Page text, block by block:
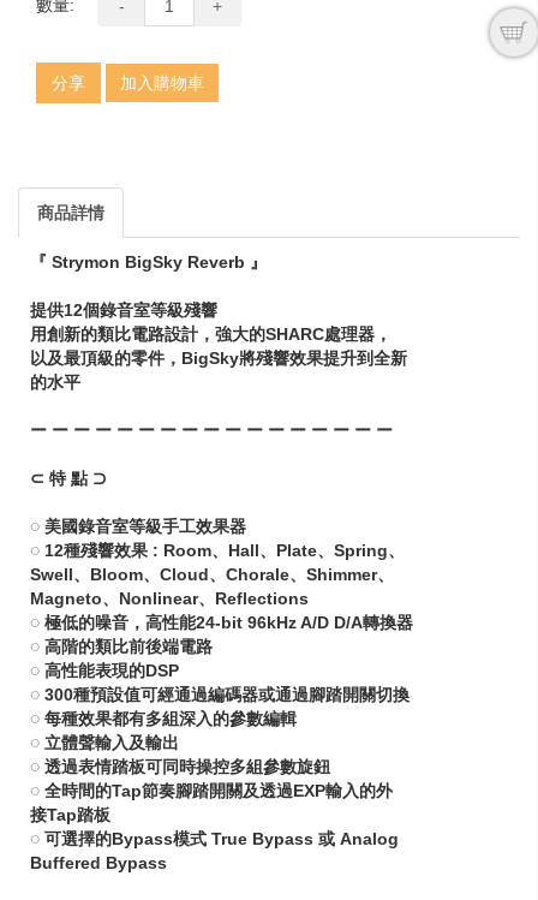
數量: - +
分享 加入購物車
商品詳情
『 Strymon BigSky Reverb 』
提供12個錄音室等級殘響
用創新的類比電路設計，強大的SHARC處理器，
以及最頂級的零件，BigSky將殘響效果提升到全新
的水平
ー ー ー ー ー ー ー ー ー ー ー ー ー ー ー ー ー
⊂ 特 點 ⊃
◌ 美國錄音室等級手工效果器
◌ 12種殘響效果 : Room、Hall、Plate、Spring、
Swell、Bloom、Cloud、Chorale、Shimmer、
Magneto、Nonlinear、Reflections
◌ 極低的噪音，高性能24-bit 96kHz A/D D/A轉換器
◌ 高階的類比前後端電路
◌ 高性能表現的DSP
◌ 300種預設值可經通過編碼器或通過腳踏開關切換
◌ 每種效果都有多組深入的參數編輯
◌ 立體聲輸入及輸出
◌ 透過表情踏板可同時操控多組參數旋鈕
◌ 全時間的Tap節奏腳踏開關及透過EXP輸入的外
接Tap踏板
◌ 可選擇的Bypass模式 True Bypass 或 Analog
Buffered Bypass